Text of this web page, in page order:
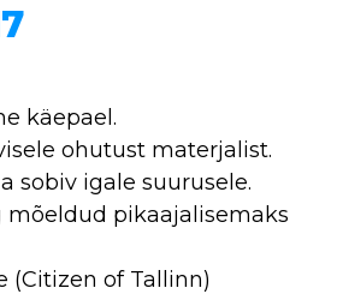
käepael.
ohutust materjalist.
sobiv igale suurusele.
mõeldud pikaajalisemaks
(Citizen of Tallinn)